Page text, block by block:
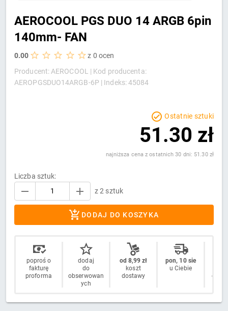
AEROCOOL PGS DUO 14 ARGB 6pin
140mm- FAN
0.00
z 0 ocen
Producent: AEROCOOL | Kod producenta:
AEROPGSDUO14ARGB-6P | Indeks: 45084
Ostatnie sztuki
51.30 zł
najniższa cena z ostatnich 30 dni: 51.30 zł
Liczba sztuk:
z 2 sztuk
DODAJ DO KOSZYKA
poproś o
fakturę
proforma
dodaj
do
obserwowan
ych
od 8,99 zł
koszt
dostawy
pon, 10 sie
u Ciebie